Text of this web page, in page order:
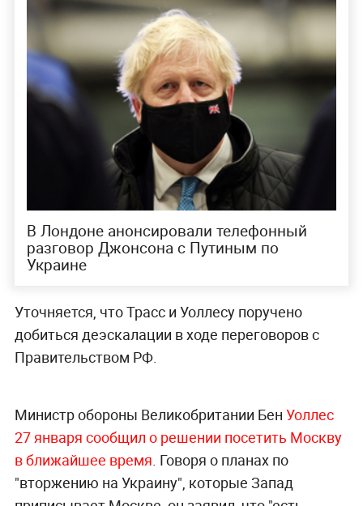
В Лондоне анонсировали телефонный
разговор Джонсона с Путиным по
Украине
Уточняется, что Трасс и Уоллесу поручено
добиться деэскалации в ходе переговоров с
Правительством РФ.
Министр обороны Великобритании Бен Уоллес
27 января сообщил о решении посетить Москву
в ближайшее время . Говоря о планах по
"вторжению на Украину", которые Запад